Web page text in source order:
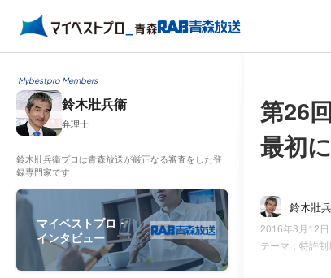
Mybestpro Members
鈴木壯兵衞
弁理士
鈴木壯兵衞プロは青森放送が厳正なる審査をした登
録専門家です
マイベストプロ・
インタビュー
第26
最初
鈴木壯
2016年3月12日
テーマ： 特許制